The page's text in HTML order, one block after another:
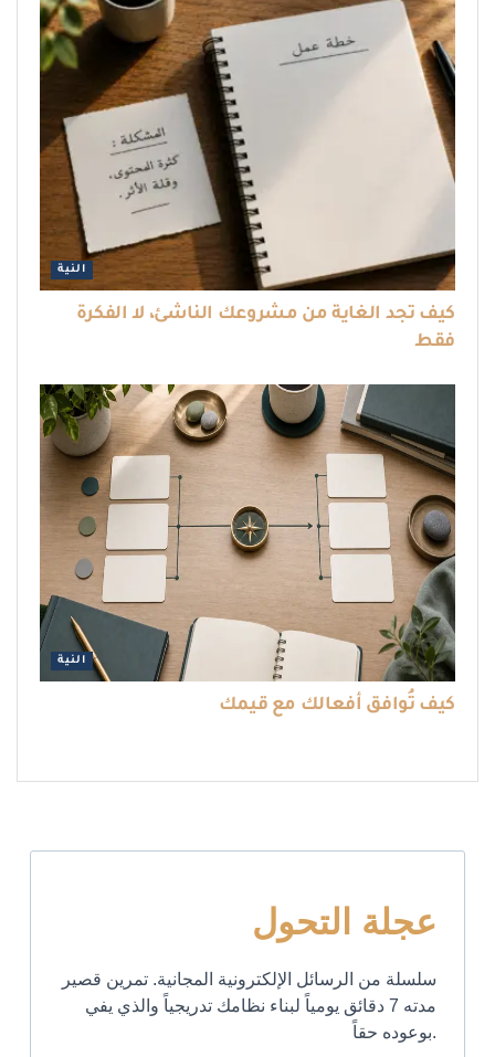
النية
كيف تجد الغاية من مشروعك الناشئ، لا الفكرة
فقط
النية
كيف تُوافق أفعالك مع قيمك
عجلة التحول
سلسلة من الرسائل الإلكترونية المجانية. تمرين قصير
مدته 7 دقائق يومياً لبناء نظامك تدريجياً والذي يفي
بوعوده حقاً.